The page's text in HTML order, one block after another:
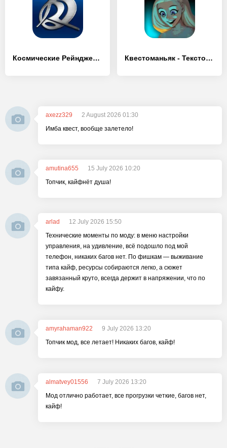
Космические Рейнджеры: Квест Квестоманьяк - Текстовые Квест
axezz329
2 August 2026 01:30
Имба квест, вообще залетело!
amutina655
15 July 2026 10:20
Топчик, кайфнёт душа!
arlad
12 July 2026 15:50
Технические моменты по моду: в меню настройки
управления, на удивление, всё подошло под мой
телефон, никаких багов нет. По фишкам — выживание
типа кайф, ресурсы собираются легко, а сюжет
завязанный круто, всегда держит в напряжении, что по
кайфу.
amyrahaman922
9 July 2026 13:20
Топчик мод, все летает! Никаких багов, кайф!
almatvey01556
7 July 2026 13:20
Мод отлично работает, все прогрузки четкие, багов нет,
кайф!